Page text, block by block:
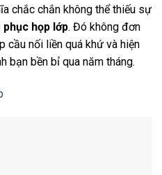
chắc chắn không thể thiếu sự
phục họp lớp. Đó không đơn
cầu nối liền quá khứ và hiện
bạn bền bỉ qua năm tháng.